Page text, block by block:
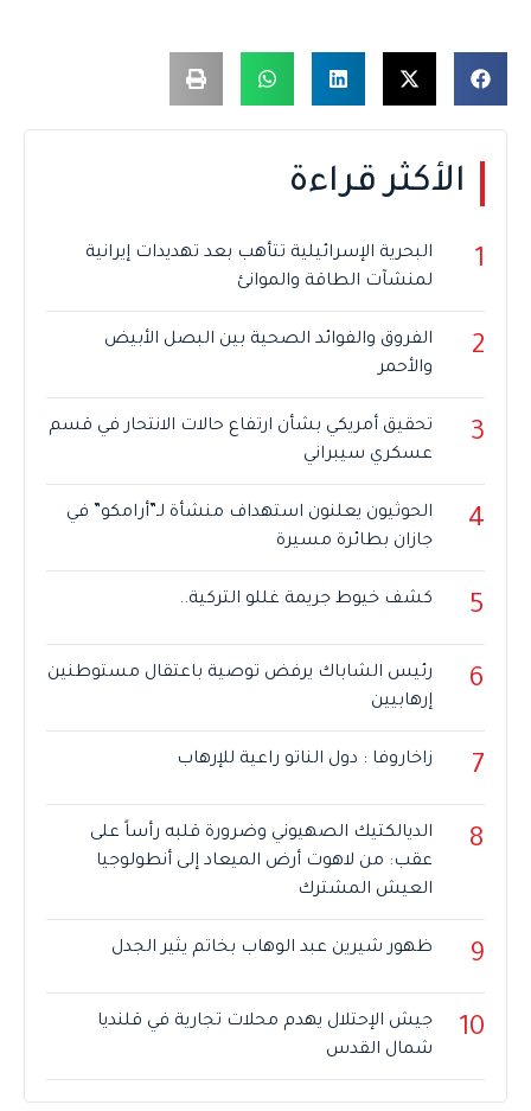
الأكثر قراءة
1
البحرية الإسرائيلية تتأهب بعد تهديدات إيرانية
لمنشآت الطاقة والموانئ
2
الفروق والفوائد الصحية بين البصل الأبيض
والأحمر
3
تحقيق أمريكي بشأن ارتفاع حالات الانتحار في قسم
عسكري سيبراني
4
الحوثيون يعلنون استهداف منشأة لـ”أرامكو” في
جازان بطائرة مسيرة
5 كشف خيوط جريمة غللو التركية..
6
رئيس الشاباك يرفض توصية باعتقال مستوطنين
إرهابيين
7 زاخاروفا : دول الناتو راعية للإرهاب
8
الديالكتيك الصهيوني وضرورة قلبه رأساً على
عقب: من لاهوت أرض الميعاد إلى أنطولوجيا
العيش المشترك
9 ظهور شيرين عبد الوهاب بخاتم يثير الجدل
10
جيش الإحتلال يهدم محلات تجارية في قلنديا
شمال القدس